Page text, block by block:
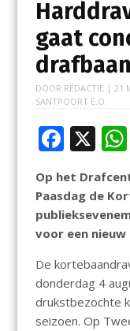
gaat
drafbaan
DOOR REDACTIE | 21
SANTPOORT E.O.
F
e
b
o
o
k
X
Op het
Paasdag de
voor een
De
donderdag 4
drukstbezochte
seizoen. Op